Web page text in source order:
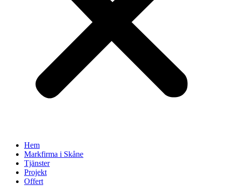
Hem
Markfirma i Skåne
Tjänster
Projekt
Offert